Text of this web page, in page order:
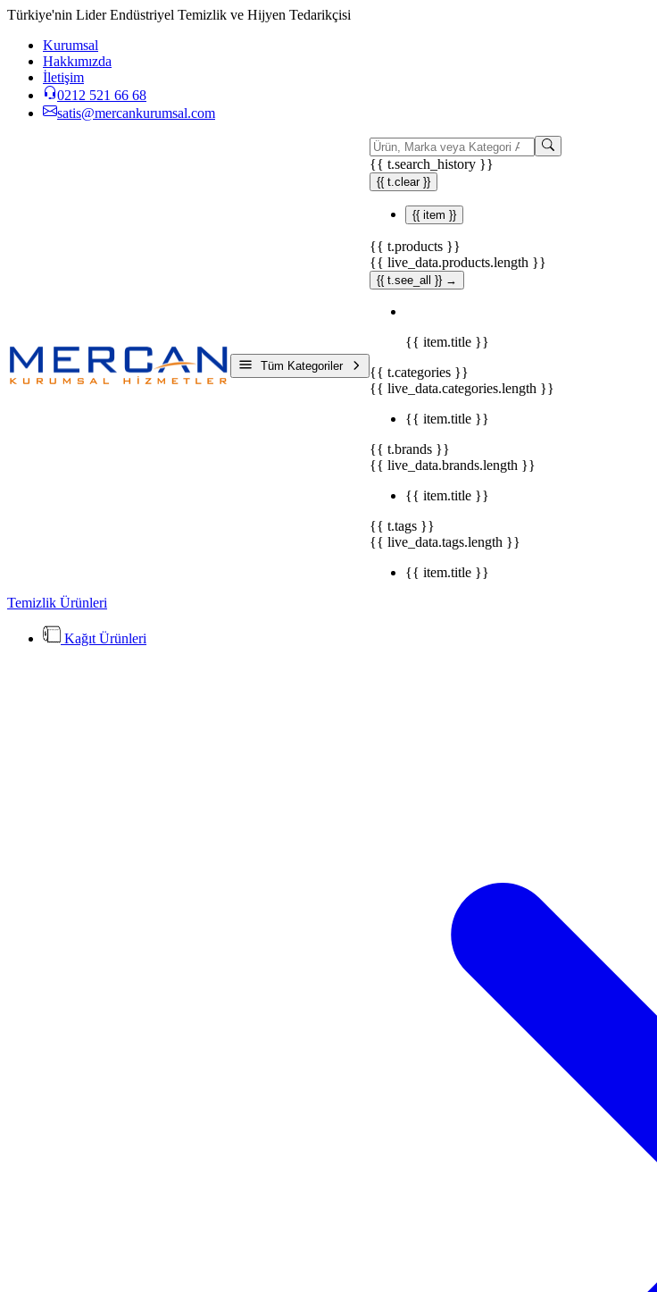
Türkiye'nin Lider Endüstriyel Temizlik ve Hijyen Tedarikçisi
Kurumsal
Hakkımızda
İletişim
0212 521 66 68
satis@mercankurumsal.com
Tüm Kategoriler
{{ t.search_history }}
{{ t.clear }}
{{ item }}
{{ t.products }}
{{ live_data.products.length }}
{{ t.see_all }} →
{{ item.title }}
{{ t.categories }}
{{ live_data.categories.length }}
{{ item.title }}
{{ t.brands }}
{{ live_data.brands.length }}
{{ item.title }}
{{ t.tags }}
{{ live_data.tags.length }}
{{ item.title }}
Temizlik Ürünleri
Kağıt Ürünleri